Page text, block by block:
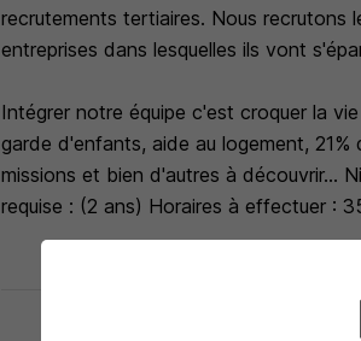
recrutements tertiaires. Nous recrutons
entreprises dans lesquelles ils vont
Intégrer notre équipe c'est croquer la
garde d'enfants, aide au logement,
missions et bien d'autres à découvrir...
requise : (2 ans) Horaires à effectuer :